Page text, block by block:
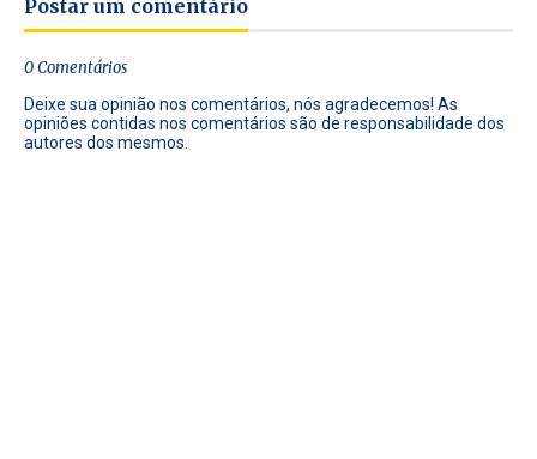
Postar um comentário
0 Comentários
Deixe sua opinião nos comentários, nós agradecemos! As
opiniões contidas nos comentários são de responsabilidade dos
autores dos mesmos.